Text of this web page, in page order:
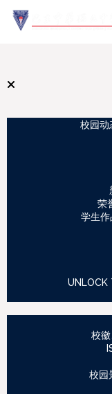
校园动
荣
学生
UNLOCK
校
校园